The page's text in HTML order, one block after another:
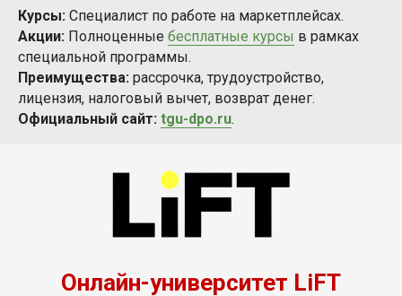
Курсы: Специалист по работе на маркетплейсах.
Акции: Полноценные бесплатные курсы в рамках
специальной программы.
Преимущества: рассрочка, трудоустройство,
лицензия, налоговый вычет, возврат денег.
Официальный сайт: tgu-dpo.ru.
Онлайн-университет LiFT